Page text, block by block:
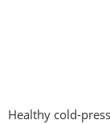
Healthy cold-